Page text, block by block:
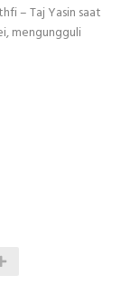
– Taj Yasin saat
mengungguli